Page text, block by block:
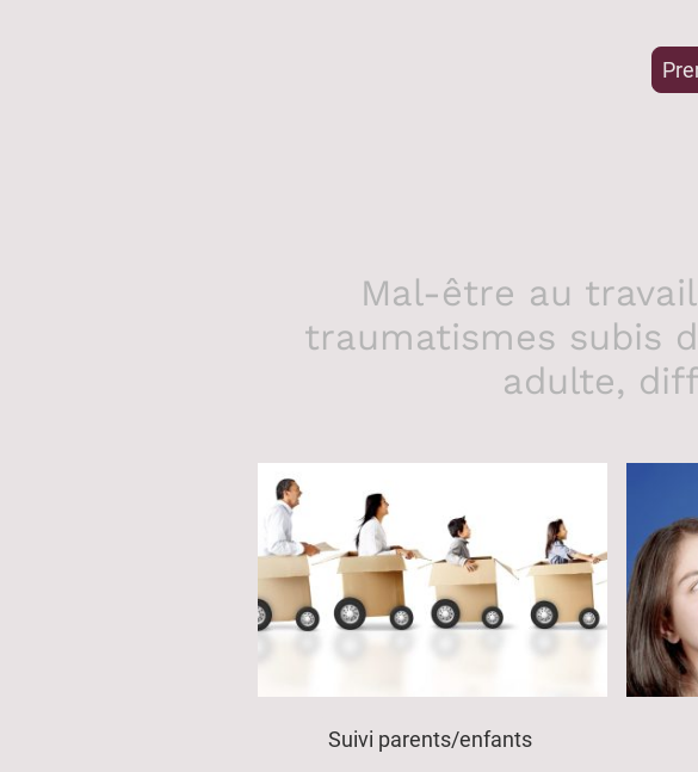
Mal-être au
traumatismes subis
adulte,
Suivi parents/enfants